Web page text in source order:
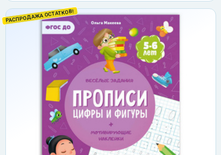
РАСПРОДАЖА ОСТАТКОВ!